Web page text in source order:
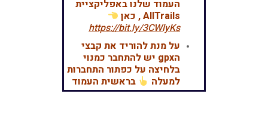
העמוד שלנו באפליקציית
AllTrails , כאן
https://bit.ly/3CWlyKs
על מנת להוריד את קבצי
הgpx יש להתחבר כמנוי
בלחיצה על כפתור התחברות
למעלה
בראשית העמוד